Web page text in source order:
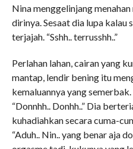
Nina menggelinjang
dirinya. Sesaat dia lupa kalau
terjajah. “Sshh.. terrusshh..”
Perlahan lahan, cairan yang
mantap, lendir bening itu
kemaluannya yang semerbak.
“Donnhh.. Donhh..” Dia
kuhadiahkan secara cuma-
“Aduh.. Nin.. yang benar aja